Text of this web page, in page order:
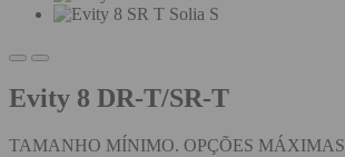
Evity 8 DR-T/SR-T
TAMANHO MÍNIMO. OPÇÕES MÁXIMAS